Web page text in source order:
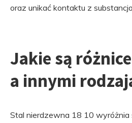
oraz unikać kontaktu z
Jakie są
a innymi
Stal nierdzewna 18 10